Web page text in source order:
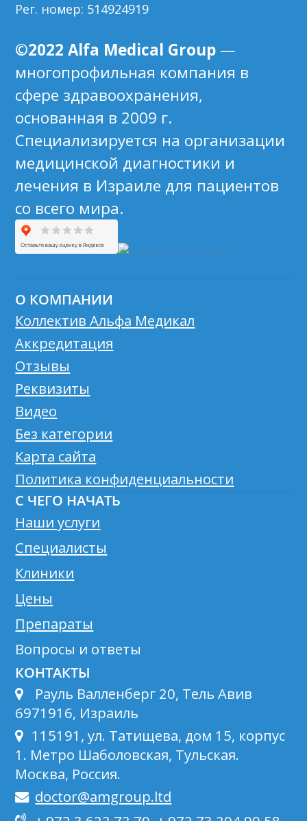
Рег. номер: 514924919
©2022 Alfa Medical Group —
многопрофильная компания в
сфере здравоохранения,
основанная в 2009 г.
Специализируется на организации
медицинской диагностики и
лечения в Израиле для пациентов
со всего мира.
О КОМПАНИИ
Коллектив Альфа Медикал
Аккредитация
Отзывы
Реквизиты
Видео
Без категории
Карта сайта
Политика конфиденциальности
С ЧЕГО НАЧАТЬ
Наши услуги
Специалисты
Клиники
Цены
Препараты
Вопросы и ответы
КОНТАКТЫ
Рауль Валленберг 20, Тель Авив
6971916, Израиль
115191, ул. Татищева, дом 15, корпус
1. Метро Шаболовская, Тульская.
Москва, Россия.
doctor@amgroup.ltd